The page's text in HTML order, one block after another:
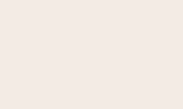
toute envergure.